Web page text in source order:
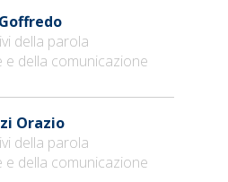
della parola
e della comunicazione
Orazio
della parola
e della comunicazione